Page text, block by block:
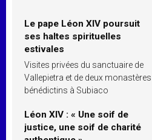
Le pape Léon XIV poursuit
ses haltes spirituelles
estivales
Visites privées du sanctuaire de
Vallepietra et de deux monastères
bénédictins à Subiaco
Léon XIV : « Une soif de
justice, une soif de charité